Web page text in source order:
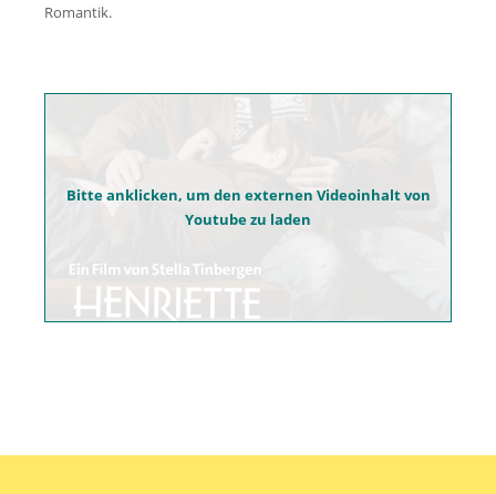
Romantik.
Bitte anklicken, um den externen Videoinhalt von
Youtube zu laden